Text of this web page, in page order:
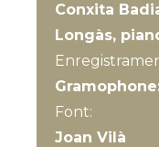
Conxita
Longàs,
Font:
Joan Vilà